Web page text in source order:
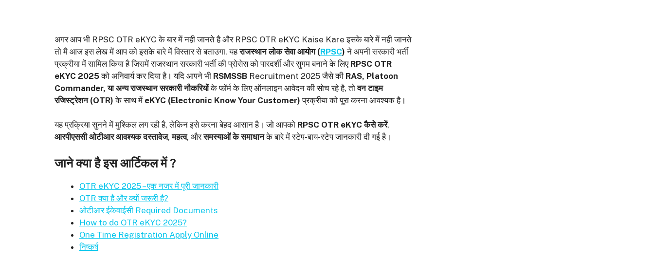
अगर आप भी RPSC OTR eKYC के बार में नही जानते है और RPSC OTR eKYC Kaise Kare इसके बारे में नही जानते
तो मै आज इस लेख में आप को इसके बारे में विस्तार से बताउगा. यहराजस्थान लोक सेवा आयोग (RPSC) ने अपनी सरकारी भर्ती
प्रक्रीया में सामिल किया है जिसमें राजस्थान सरकारी भर्ती की प्रोसेस को पारदर्शी और सुगम बनाने के लिए RPSC OTR
eKYC 2025को अनिवार्य कर दिया है। यदि आपने भी RSMSSB Recruitment 2025 जैसे की RAS, Platoon
Commander, या अन्य राजस्थान सरकारी नौकरियोंके फॉर्म के लिए ऑनलाइन आवेदन की सोच रहे है, तोवन टाइम
रजिस्ट्रेशन (OTR) के साथ में eKYC (Electronic Know Your Customer) प्रक्रीया को पूरा करना आवश्यक है।
यह प्रक्रिया सुनने में मुश्किल लग रही है, लेकिन इसे करना बेहद आसान है। जो आपको RPSC OTR eKYC कैसे करें,
आरपीएससी ओटीआर आवश्यक दस्तावेज,महत्व, औरसमस्याओं के समाधानके बारे में स्टेप-बाय-स्टेप जानकारी दी गई है।
जाने क्या है इस आर्टिकल में ?
OTR eKYC 2025 – एक नजर में पूरी जानकारी
OTR क्या है और क्यों जरूरी है?
ओटीआर ईकेवाईसी Required Documents
How to do OTR eKYC 2025?
One Time Registration Apply Online
निष्कर्ष